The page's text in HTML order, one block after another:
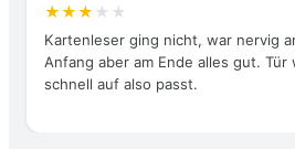
★★★ ★ ★
Kartenleser ging nicht, war nervig
Anfang aber am Ende alles gut. Tür
schnell auf also passt.